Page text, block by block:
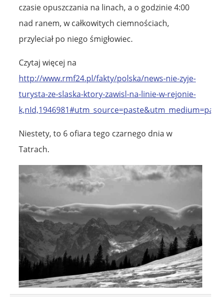
czasie opuszczania na linach, a o godzinie 4:00
nad ranem, w całkowitych ciemnościach,
przyleciał po niego śmigłowiec.
Czytaj więcej na
http://www.rmf24.pl/fakty/polska/news-nie-zyje-
turysta-ze-slaska-ktory-zawisl-na-linie-w-rejonie-
Niestety, to 6 ofiara tego czarnego dnia w
Tatrach.